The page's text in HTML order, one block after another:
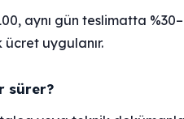
aynı gün teslimatta
uygulanır.
sürer?